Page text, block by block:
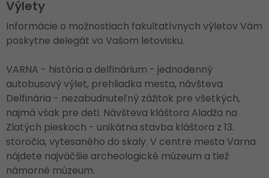
Výlety
Informácie o možnostiach fakultatívnych výletov Vám
poskytne delegát vo Vašom letovisku.
VARNA - história a delfinárium - jednodenný
autobusový výlet, prehliadka mesta, návšteva
Delfinária - nezabudnuteľný zážitok pre všetkých,
najmä však pre deti. Návšteva kláštora Aladža na
Zlatých pieskoch - unikátna stavba kláštora z 13.
storočia, vytesaného do skaly. V centre mesta Varna
nájdete najväčšie archeologické múzeum a tiež
námorné múzeum.